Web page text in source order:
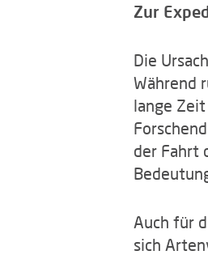
Zur
Die
Während
lange
der Fahrt
Auch für
sich